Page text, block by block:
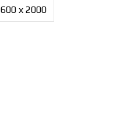
600 х 2000